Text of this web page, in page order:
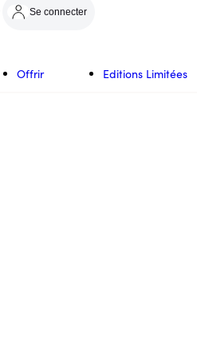
Se connecter
Offrir Editions Limitées